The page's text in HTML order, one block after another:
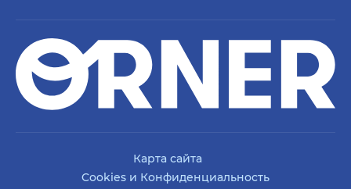
Карта сайта
Cookies и Конфиденциальность